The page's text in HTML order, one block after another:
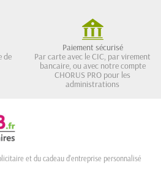
de
Paiement sécurisé
Par carte avec le CIC, par virement
bancaire, ou avec notre compte
CHORUS PRO pour les
administrations
et du cadeau d'entreprise personnalisé